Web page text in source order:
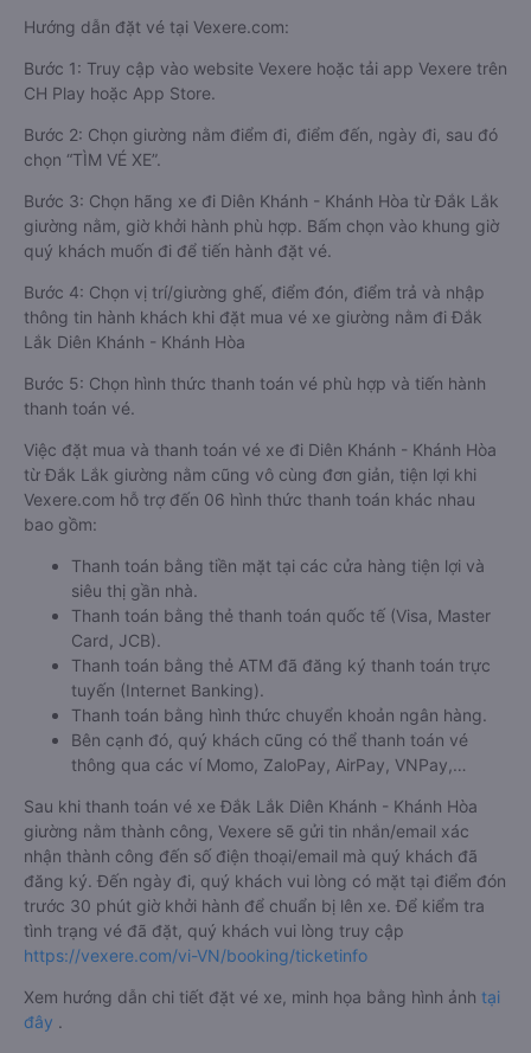
Hướng dẫn đặt vé tại Vexere.com:
Bước 1: Truy cập vào website Vexere hoặc tải app Vexere trên
CH Play hoặc App Store.
Bước 2: Chọn giường nằm điểm đi, điểm đến, ngày đi, sau đó
chọn “TÌM VÉ XE”.
Bước 3: Chọn hãng xe đi Diên Khánh - Khánh Hòa từ Đắk Lắk
giường nằm, giờ khởi hành phù hợp. Bấm chọn vào khung giờ
quý khách muốn đi để tiến hành đặt vé.
Bước 4: Chọn vị trí/giường ghế, điểm đón, điểm trả và nhập
thông tin hành khách khi đặt mua vé xe giường nằm đi Đắk
Lắk Diên Khánh - Khánh Hòa
Bước 5: Chọn hình thức thanh toán vé phù hợp và tiến hành
thanh toán vé.
Việc đặt mua và thanh toán vé xe đi Diên Khánh - Khánh Hòa
từ Đắk Lắk giường nằm cũng vô cùng đơn giản, tiện lợi khi
Vexere.com hỗ trợ đến 06 hình thức thanh toán khác nhau
bao gồm:
Thanh toán bằng tiền mặt tại các cửa hàng tiện lợi và
siêu thị gần nhà.
Thanh toán bằng thẻ thanh toán quốc tế (Visa, Master
Card, JCB).
Thanh toán bằng thẻ ATM đã đăng ký thanh toán trực
tuyến (Internet Banking).
Thanh toán bằng hình thức chuyển khoản ngân hàng.
Bên cạnh đó, quý khách cũng có thể thanh toán vé
thông qua các ví Momo, ZaloPay, AirPay, VNPay,…
Sau khi thanh toán vé xe Đắk Lắk Diên Khánh - Khánh Hòa
giường nằm thành công, Vexere sẽ gửi tin nhắn/email xác
nhận thành công đến số điện thoại/email mà quý khách đã
đăng ký. Đến ngày đi, quý khách vui lòng có mặt tại điểm đón
trước 30 phút giờ khởi hành để chuẩn bị lên xe. Để kiểm tra
tình trạng vé đã đặt, quý khách vui lòng truy cập
https://vexere.com/vi-VN/booking/ticketinfo
Xem hướng dẫn chi tiết đặt vé xe, minh họa bằng hình ảnh tại
đây .